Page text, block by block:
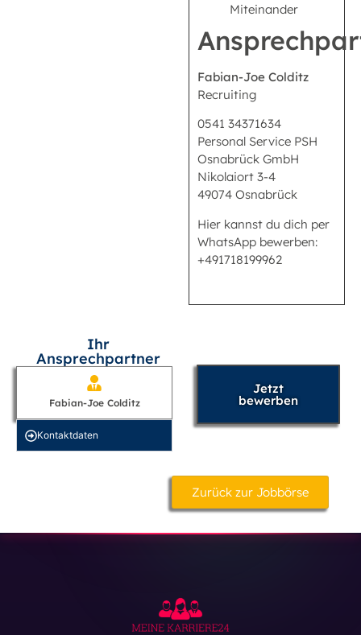
Miteinander
Fabian-Joe Colditz
Recruiting
0541 34371634
Personal Service PSH
Osnabrück GmbH
Nikolaiort 3-4
49074 Osnabrück
Hier kannst du dich per
WhatsApp bewerben:
+491718199962
Ihr
Ansprechpartner
Fabian-Joe Colditz
Kontakt­daten
Jetzt
bewerben
Zurück zur Jobbörse